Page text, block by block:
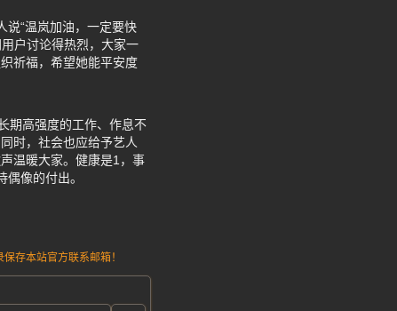
说“温岚加油，一定要快
户讨论得热烈，大家一
祈福，希望她能平安度
期高强度的工作、作息不
时，社会也应给予艺人
温暖大家。健康是1，事
像的付出。
存本站官方联系邮箱！